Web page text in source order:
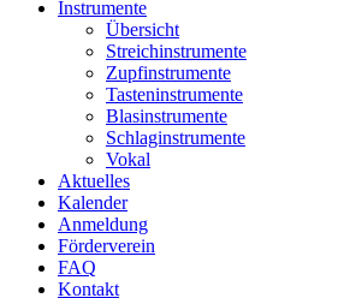
Instrumente
Übersicht
Streichinstrumente
Zupfinstrumente
Tasteninstrumente
Blasinstrumente
Schlaginstrumente
Vokal
Aktuelles
Kalender
Anmeldung
Förderverein
FAQ
Kontakt